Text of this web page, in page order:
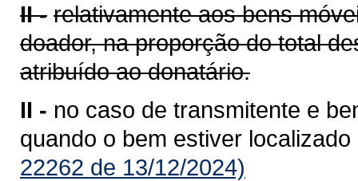
II - relativamente aos bens
doador, na proporção do total
atribuído ao donatário.
II - no caso de transmitente e
quando o bem estiver
22262 de 13/12/2024)